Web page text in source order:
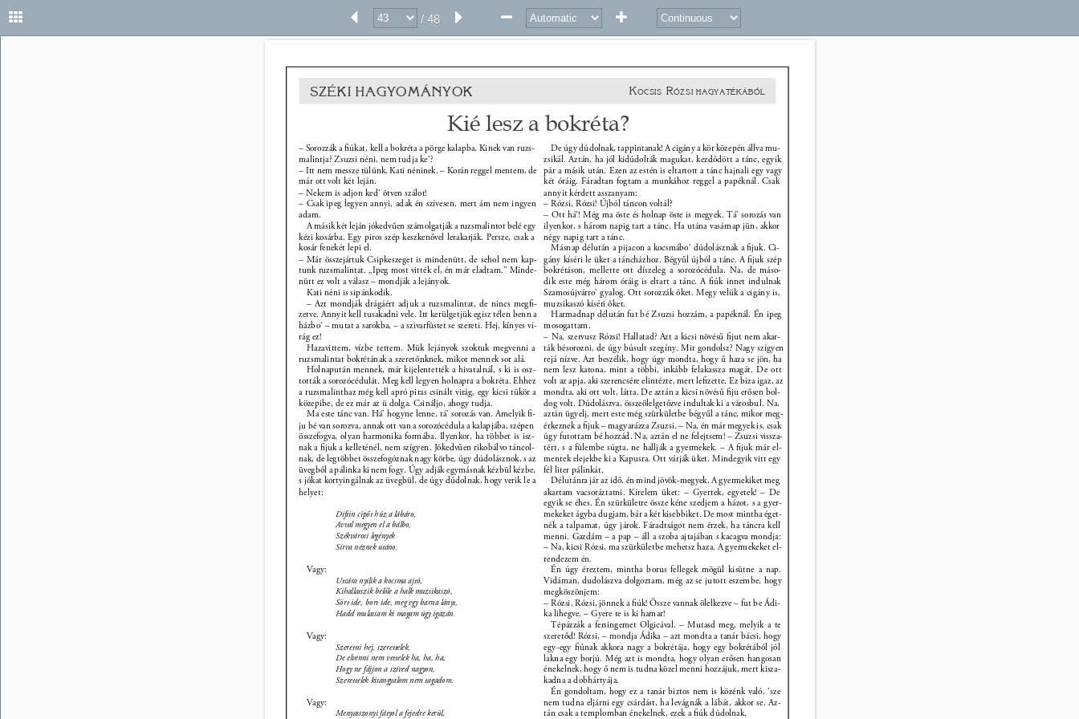
/ 48
SZÉKI HAGYOMÁNYOK K OCSIS RÓZSI HAGYATÉKÁBÓL
Kié lesz a bokréta?
– Sorozzák a ﬁúkat, kell a bokréta a pörge kalapba. Kinek van ruzs-
malintja? Zsuzsi néni, nem tudja ke’?
– Itt nem messze tülünk, Kati néninek. – Korán reggel mentem, de
már ott volt két leján.
– Nekem is adjon ked’ ötven szálot!
– Csak ipeg legyen annyi, adak én szívesen, mert ám nem ingyen
adam.
A másik két leján jókedvűen számolgatják a ruzsmalintot belé egy
kézi kosárba. Egy piros szép keszkenővel letakarják. Persze, csak a
kosár fenekét lepi el.
– Már összejártuk Csipkeszeget is mindenütt, de sehol nem kap-
tunk ruzsmalintat. „Ipeg most vitték el, én már eladtam.” Minde-
nütt ez volt a válasz – mondják a lejányok.
Kati néni is sipánkodik.
– Azt mondják drágáért adjuk a ruzsmalintat, de nincs megﬁ-
zetve. Annyit kell tusakadni vele. Itt kerülgetjük egisz télen benn a
házbo’ – mutat a sarokba, – a szivarfüstet se szereti. Hej, kínyes vi-
rág ez!
Hazavittem, vízbe tettem. Mük lejányok szoktuk megvenni a
ruzsmalintat bokrétának a szeretőnknek, mikor mennek sor alá.
Holnapután mennek, már kijelentették a hivatalnál, s ki is osz-
tották a sorozócédulát. Meg kell legyen holnapra a bokréta. Ehhez
a ruzsmalinthaz még kell apró piras csinált virág, egy kicsi tükör a
közepibe, de ez már az ü dolga. Csináljo, ahogy tudja.
Ma este tánc van. Há’ hogyne lenne, tá’ sorozás van. Amelyik ﬁ-
ju bé van sorozva, annak ott van a sorozócédula a kalapjába, szépen
összefogva, olyan harmonika formába. Ilyenkor, ha többet is isz-
nak a ﬁjuk a kelleténél, nem szígyen. Jókedvűen rikobálvo táncol-
nak, de legtöbbet összefogóznak nagy körbe, úgy dúdolásznok, s az
üvegből a pálinka ki nem fogy. Úgy adják egymásnak kézbül kézbe,
s jókat kortyingálnak az üvegbül, de úgy dúdolnak, hogy verik le a
helyet:
Diftin cipőt húz a lábáro,
Avval megyen el a bálbo,
Székvárosi legények
Sírva néznek utáno.
Vagy:
Utcára nyílik a kocsma ajtó,
Kihallatszik belőle a halk muzsikaszó,
Sört ide, bort ide, meg egy barna lányt,
Hadd mulassam ki magam úgy igazán.
Vagy:
Szeretni hej, szerettelek,
De elvenni nem vettelek ha, ha, ha,
Hogy ne fájjon a szíved nagyon,
Szerettelek kisangyalom nem tagadom.
Vagy:
Menyasszonyi fátyol a fejedre kerül,
De úgy dúdolnak, tappintanak! A cigány a kör közepén állva mu-
zsikál. Aztán, ha jól kidúdolták magukat, kezdődött a tánc, egyik
pár a másik után. Ezen az estén is eltartott a tánc hajnali egy vagy
két óráig. Fáradtan fogtam a munkához reggel a papéknál. Csak
annyit kérdett asszanyam:
– Rózsi, Rózsi! Újból táncon voltál?
– Ott há’! Még ma öste és holnap öste is megyek. Tá’ sorozás van
ilyenkor, s három napig tart a tánc. Ha utána vasárnap jün, akkor
négy napig tart a tánc.
Másnap délután a pijacon a kocsmábo’ dúdolásznak a ﬁjuk. Ci-
gány kíséri le üket a táncházhoz. Bégyűl újból a tánc. A ﬁjuk szép
bokrétáson, mellette ott díszeleg a sorozócédula. Na, de máso-
dik este még három óráig is eltart a tánc. A ﬁúk innet indulnak
Szamosújvárro’ gyalog. Ott sorozzák őket. Megy velük a cigány is,
muzsikaszó kíséri őket.
Harmadnap délután fut bé Zsuzsi hozzám, a papéknál. Én ipeg
mosogattam.
– Na, szervusz Rózsi! Hallatad? Azt a kicsi növésű ﬁjut nem akar-
ták bésorozni, de úgy búsult szegíny. Mit gondolsz? Nagy szígyen
rejá nízve. Azt beszélik, hogy úgy mondta, hogy ű haza se jön, ha
nem lesz katona, mint a többi, inkább felakassza magát. De ott
volt az apja, aki szerencsére elintézte, mert leﬁzette. Ez biza igaz, az
mondta, aki ott volt, látta. De aztán a kicsi növésű ﬁju erősen bol-
dog volt. Dúdolászva, összeölelgetőzve indultak ki a városbul. Na,
aztán ügyelj, mert este még szürkületbe bégyűl a tánc, mikor meg-
érkeznek a ﬁjuk – magyarázza Zsuzsi. – Na, én már megyek is, csak
úgy futottam bé hozzád. Na, aztán el ne felejtsem! – Zsuzsi vissza-
tért, s a fülembe súgta, ne hallják a gyermekek. – A ﬁjuk már el-
mentek elejekbe ki a Kapusra. Ott várják üket. Mindegyik vitt egy
fél liter pálinkát.
Délutánra jár az idő, én mind jövök-megyek. A gyermekiket meg
akartam vacsoráztatni. Kírelem üket: – Gyertek, egyetek! – De
egyik se éhes. Én szürkületre össze kéne szedjem a házot, s a gyer-
mekeket ágyba dugjam, bár a két kisebbiket. De most mintha éget-
nék a talpamat, úgy járok. Fáradtságot nem érzek, ha táncra kell
menni. Gazdám – a pap – áll a szoba ajtajában s kacagva mondja:
– Na, kicsi Rózsi, ma szürkületbe mehetsz haza. A gyermekeket el-
rendezem én.
Én úgy éreztem, mintha borus fellegek mögül kisütne a nap.
Vidáman, dudolászva dolgoztam, még az se jutott eszembe, hogy
megköszönjem:
– Rózsi, Rózsi, jönnek a ﬁúk! Össze vannak ölelkezve – fut be Ádi-
ka lihegve. – Gyere te is ki hamar!
Tépázzák a fersingemet Olgicával. – Mutasd meg, melyik a te
szeretőd! Rózsi, – mondja Ádika – azt mondta a tanár bácsi, hogy
egy-egy ﬁúnak akkora nagy a bokrétája, hogy egy bokrétából jól
lakna egy borjú. Még azt is mondta, hogy olyan erősen hangosan
énekelnek, hogy ő nem is tudna közel menni hozzájuk, mert kisza-
kadna a dobhártyája.
Én gondoltam, hogy ez a tanár biztos nem is közénk való, ’sze
nem tudna eljárni egy csárdást, ha levágnák a lábát, akkor se. Az-
tán csak a templomban énekelnek, ezek a ﬁúk dúdolnak.